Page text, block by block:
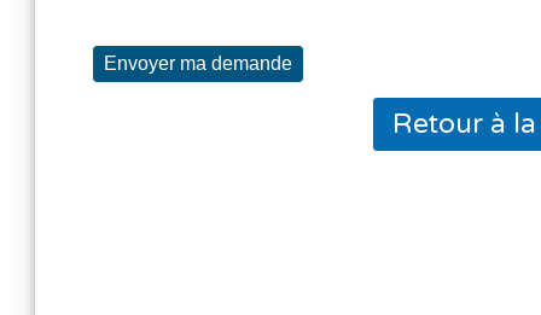
Envoyer ma demande
Retour à